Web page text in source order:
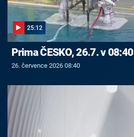
25:12
Prima ČESKO, 26.7. v 08:40
26. července 2026 08:40